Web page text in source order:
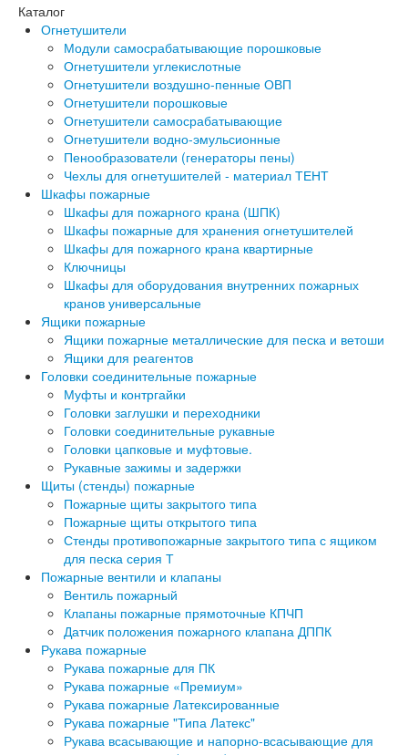
Каталог
Огнетушители
Модули самосрабатывающие порошковые
Огнетушители углекислотные
Огнетушители воздушно-пенные ОВП
Огнетушители порошковые
Огнетушители самосрабатывающие
Огнетушители водно-эмульсионные
Пенообразователи (генераторы пены)
Чехлы для огнетушителей - материал ТЕНТ
Шкафы пожарные
Шкафы для пожарного крана (ШПК)
Шкафы пожарные для хранения огнетушителей
Шкафы для пожарного крана квартирные
Ключницы
Шкафы для оборудования внутренних пожарных
кранов универсальные
Ящики пожарные
Ящики пожарные металлические для песка и ветоши
Ящики для реагентов
Головки соединительные пожарные
Муфты и контргайки
Головки заглушки и переходники
Головки соединительные рукавные
Головки цапковые и муфтовые.
Рукавные зажимы и задержки
Щиты (стенды) пожарные
Пожарные щиты закрытого типа
Пожарные щиты открытого типа
Стенды противопожарные закрытого типа с ящиком
для песка серия Т
Пожарные вентили и клапаны
Вентиль пожарный
Клапаны пожарные прямоточные КПЧП
Датчик положения пожарного клапана ДППК
Рукава пожарные
Рукава пожарные для ПК
Рукава пожарные «Премиум»
Рукава пожарные Латексированные
Рукава пожарные "Типа Латекс"
Рукава всасывающие и напорно-всасывающие для